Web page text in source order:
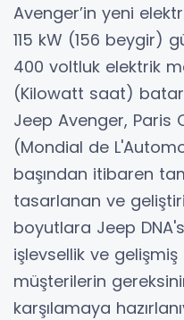
Avenger’in yeni
115 kW (156 beygir)
400 voltluk elektrik
(Kilowatt saat)
Jeep Avenger, Paris
(Mondial de
başından itibaren
tasarlanan ve
boyutlara Jeep
işlevsellik ve
müşterilerin
karşılamaya